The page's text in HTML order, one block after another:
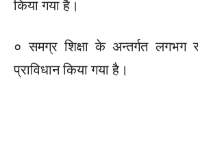
किया गया है।
० समग्र शिक्षा के अन्तर्गत
प्राविधान किया गया है।